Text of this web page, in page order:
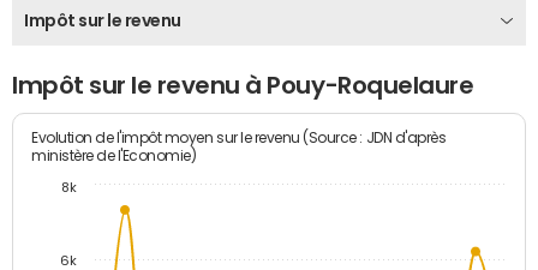
Impôt sur le revenu
Impôt sur le revenu à Pouy-Roquelaure
Evolution de l'impôt moyen sur le revenu (Source : JDN d'après
ministère de l'Economie)
6k
8k